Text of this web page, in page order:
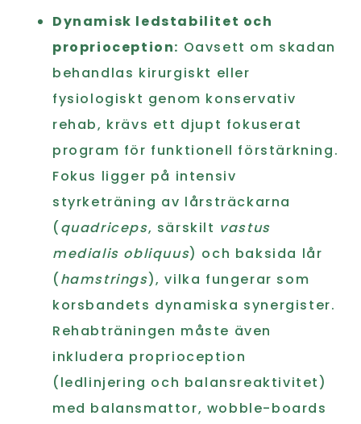
Dynamisk ledstabilitet och
proprioception: Oavsett om skadan
behandlas kirurgiskt eller
fysiologiskt genom konservativ
rehab, krävs ett djupt fokuserat
program för funktionell förstärkning.
Fokus ligger på intensiv
styrketräning av lårsträckarna
(quadriceps, särskilt vastus
medialis obliquus) och baksida lår
(hamstrings), vilka fungerar som
korsbandets dynamiska synergister.
Rehabträningen måste även
inkludera proprioception
(ledlinjering och balansreaktivitet)
med balansmattor, wobble-boards